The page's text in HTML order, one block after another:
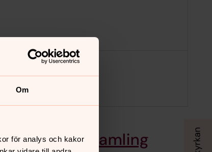
Om
för analys och kakorförsamling